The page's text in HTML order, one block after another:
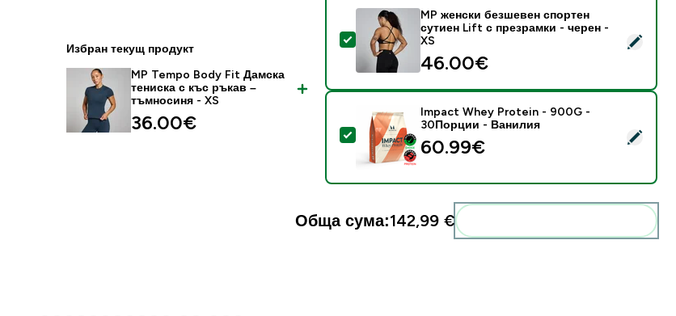
Избран текущ продукт
MP Tempo Body Fit Дамска
тениска с къс ръкав –
тъмносиня - XS
36.00€‎
Select this product - MP женски безшевен спортен
MP женски безшевен спортен
сутиен Lift с презрамки - черен -
XS
46.00€‎
Select this product - Impact Whey Protein - 900G -
Impact Whey Protein - 900G -
30Порции - Ванилия
60.99€‎
Обща сума:142,99 €‎